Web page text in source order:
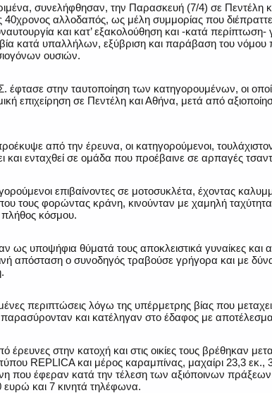
συνελήφθησαν, την Παρασκευή (7/4) σε Πεντέλη
40χρονος αλλοδαπός, ως μέλη συμμορίας που διέπραττε
και κατ’ εξακολούθηση και -κατά
κατά υπαλλήλων, εξύβριση και παράβαση του νόμου
ουσιών.
έφτασε στην ταυτοποίηση των κατηγορουμένων, οι
επιχείρηση σε Πεντέλη και Αθήνα, μετά από
από την έρευνα, οι κατηγορούμενοι,
και ενταχθεί σε ομάδα που προέβαινε σε αρπαγές
επιβαίνοντες σε μοτοσυκλέτα, έχοντας
τους φορώντας κράνη, κινούνταν με χαμηλή
κόσμου.
ως υποψήφια θύματά τους αποκλειστικά γυναίκες και
απόσταση ο συνοδηγός τραβούσε γρήγορα και με
περιπτώσεις λόγω της υπέρμετρης βίας που
και κατέληγαν στο έδαφος με
έρευνες στην κατοχή και στις οικίες τους βρέθηκαν
τύπου REPLICA και μέρος καραμπίνας, μαχαίρι 23,3
που έφεραν κατά την τέλεση των αξιόποινων
και 7 κινητά τηλέφωνα.